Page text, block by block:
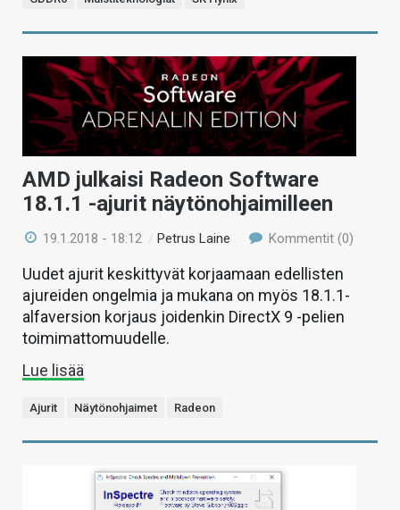
AMD julkaisi Radeon Software
18.1.1 -ajurit näytönohjaimilleen
19.1.2018 - 18:12 /Petrus Laine Kommentit (0)
Uudet ajurit keskittyvät korjaamaan edellisten
ajureiden ongelmia ja mukana on myös 18.1.1-
alfaversion korjaus joidenkin DirectX 9 -pelien
toimimattomuudelle.
Lue lisää
Ajurit Näytönohjaimet Radeon